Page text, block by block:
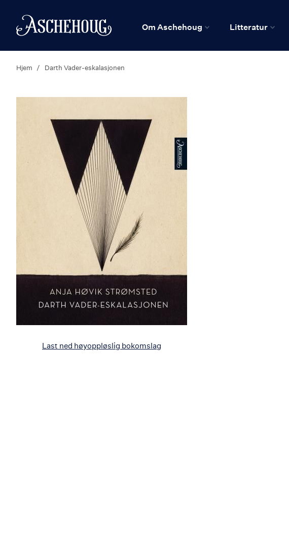
Hjem
Om Aschehoug Litteratur
Hjem Darth Vader-eskalasjonen
Last ned høyoppløslig bokomslag